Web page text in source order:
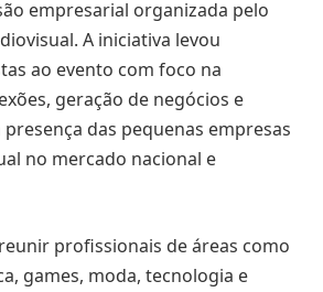
empresarial organizada pelo
A iniciativa levou
ao evento com foco na
geração de negócios e
das pequenas empresas
no mercado nacional e
profissionais de áreas como
games, moda, tecnologia e